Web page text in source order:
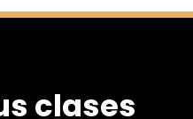
clases